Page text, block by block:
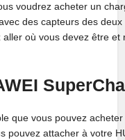
voudrez acheter un
des capteurs des
où vous devez être
que vous pouvez
pouvez attacher à votre